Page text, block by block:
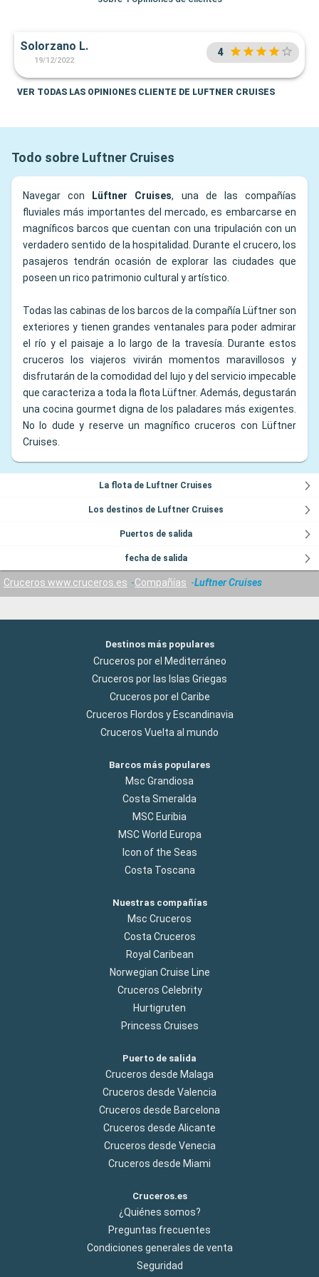
Solorzano L.
19/12/2022
4
VER TODAS LAS OPINIONES CLIENTE DE LUFTNER CRUISES
Todo sobre Luftner Cruises
Navegar con Lüftner Cruises, una de las compañías
fluviales más importantes del mercado, es embarcarse en
magníficos barcos que cuentan con una tripulación con un
verdadero sentido de la hospitalidad. Durante el crucero, los
pasajeros tendrán ocasión de explorar las ciudades que
poseen un rico patrimonio cultural y artístico.
Todas las cabinas de los barcos de la compañía Lüftner son
exteriores y tienen grandes ventanales para poder admirar
el río y el paisaje a lo largo de la travesía. Durante estos
cruceros los viajeros vivirán momentos maravillosos y
disfrutarán de la comodidad del lujo y del servicio impecable
que caracteriza a toda la flota Lüftner. Además, degustarán
una cocina gourmet digna de los paladares más exigentes.
No lo dude y reserve un magnífico cruceros con Lüftner
Cruises.
La flota de Luftner Cruises
Los destinos de Luftner Cruises
Puertos de salida
fecha de salida
Cruceros www.cruceros.es Compañías Luftner Cruises
Destinos más populares
Cruceros por el Mediterráneo
Cruceros por las Islas Griegas
Cruceros por el Caribe
Cruceros Flordos y Escandinavia
Cruceros Vuelta al mundo
Barcos más populares
Msc Grandiosa
Costa Smeralda
MSC Euribia
MSC World Europa
Icon of the Seas
Costa Toscana
Nuestras compañías
Msc Cruceros
Costa Cruceros
Royal Caribean
Norwegian Cruise Line
Cruceros Celebrity
Hurtigruten
Princess Cruises
Puerto de salida
Cruceros desde Malaga
Cruceros desde Valencia
Cruceros desde Barcelona
Cruceros desde Alicante
Cruceros desde Venecia
Cruceros desde Miami
Cruceros.es
¿Quiénes somos?
Preguntas frecuentes
Condiciones generales de venta
Seguridad